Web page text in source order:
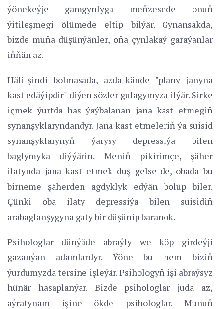
ýönekeýje gamgynlyga meňzesede onuň
ýitileşmegi ölümede eltip bilýär. Gynansakda,
bizde muňa düşünýänler, oňa çynlakaý garaýanlar
iňňän az.
Häli-şindi bolmasada, azda-kände "plany janyna
kast edäýipdir" diýen sözler gulagymyza ilýär. Sirke
içmek ýurtda has ýaýbalanan jana kast etmegiň
synanşyklaryndandyr. Jana kast etmeleriň ýa suisid
synanşyklarynyň ýarysy depressiýa bilen
baglymyka diýýärin. Meniň pikirimçe, şäher
ilatynda jana kast etmek duş gelse-de, obada bu
birneme şäherden agdyklyk edýän bolup biler.
Çünki oba ilaty depressiýa bilen suisidiň
arabaglanşygyna gaty bir düşünip baranok.
Psihologlar dünýäde abraýly we köp girdeýji
gazanýan adamlardyr. Ýöne bu hem biziň
ýurdumyzda tersine işleýär. Psihologyň işi abraýsyz
hünär hasaplanýar. Bizde psihologlar juda az,
aýratynam işine ökde psihologlar. Munuň